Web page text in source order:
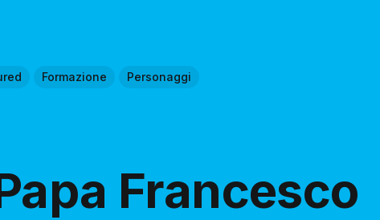
Formazione Personaggi
Francesco